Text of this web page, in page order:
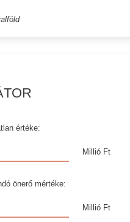
értéke:
Millió Ft
önerő mértéke:
Millió Ft